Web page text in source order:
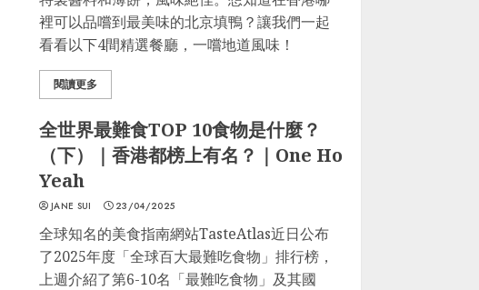
裡可以品嚐到最美味的北京填鴨？讓我們一起
看看以下4間精選餐廳，一嚐地道風味！
閱讀更多
全世界最難食TOP 10食物是什麼？
（下）｜香港都榜上有名？｜One Ho
Yeah
JANE SUI 23/04/2025
全球知名的美食指南網站TasteAtlas近日公布
了2025年度「全球百大最難吃食物」排行榜，
上週介紹了第6-10名「最難吃食物」及其國